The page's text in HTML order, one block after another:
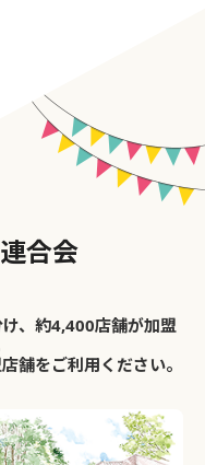
合会
、約4,400店舗が加盟
舗をご利用ください。